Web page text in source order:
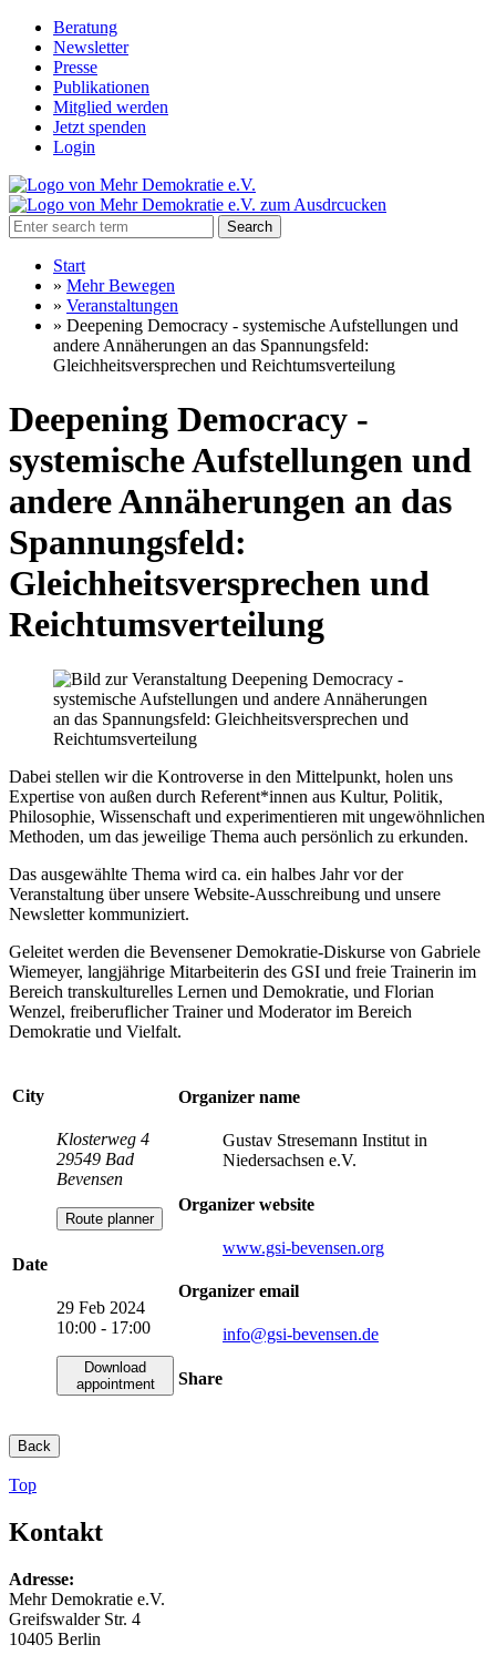
Beratung
Newsletter
Presse
Publikationen
Mitglied werden
Jetzt spenden
Login
Search
Start
» Mehr Bewegen
» Veranstaltungen
» Deepening Democracy - systemische Aufstellungen und
andere Annäherungen an das Spannungsfeld:
Gleichheitsversprechen und Reichtumsverteilung
Deepening Democracy -
systemische Aufstellungen und
andere Annäherungen an das
Spannungsfeld:
Gleichheitsversprechen und
Reichtumsverteilung
Dabei stellen wir die Kontroverse in den Mittelpunkt, holen uns
Expertise von außen durch Referent*innen aus Kultur, Politik,
Philosophie, Wissenschaft und experimentieren mit ungewöhnlichen
Methoden, um das jeweilige Thema auch persönlich zu erkunden.
Das ausgewählte Thema wird ca. ein halbes Jahr vor der
Veranstaltung über unsere Website-Ausschreibung und unsere
Newsletter kommuniziert.
Geleitet werden die Bevensener Demokratie-Diskurse von Gabriele
Wiemeyer, langjährige Mitarbeiterin des GSI und freie Trainerin im
Bereich transkulturelles Lernen und Demokratie, und Florian
Wenzel, freiberuflicher Trainer und Moderator im Bereich
Demokratie und Vielfalt.
City
Klosterweg 4
29549 Bad
Bevensen
Route planner
Date
29 Feb 2024
10:00 - 17:00
Download
appointment
Organizer name
Gustav Stresemann Institut in
Niedersachsen e.V.
Organizer website
www.gsi-bevensen.org
Organizer email
info@gsi-bevensen.de
Share
Back
Top
Kontakt
Adresse:
Mehr Demokratie e.V.
Greifswalder Str. 4
10405 Berlin